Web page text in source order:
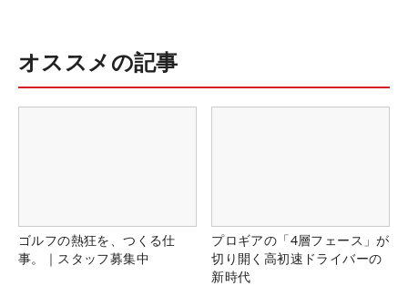
オススメの記事
ゴルフの熱狂を、つくる仕
事。｜スタッフ募集中
プロギアの「4層フェース」が
切り開く高初速ドライバーの
新時代